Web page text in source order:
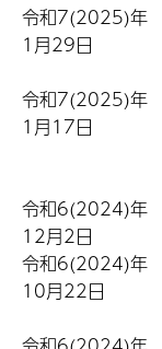
令和7(2025)年
1月29日
令和7(2025)年
1月17日
令和6(2024)年
12月2日
令和6(2024)年
10月22日